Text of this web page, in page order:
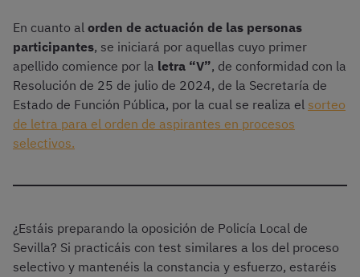
En cuanto al orden de actuación de las personas
participantes, se iniciará por aquellas cuyo primer
apellido comience por la letra “V”, de conformidad con la
Resolución de 25 de julio de 2024, de la Secretaría de
Estado de Función Pública, por la cual se realiza el sorteo
de letra para el orden de aspirantes en procesos
selectivos.
¿Estáis preparando la oposición de Policía Local de
Sevilla? Si practicáis con test similares a los del proceso
selectivo y mantenéis la constancia y esfuerzo, estaréis